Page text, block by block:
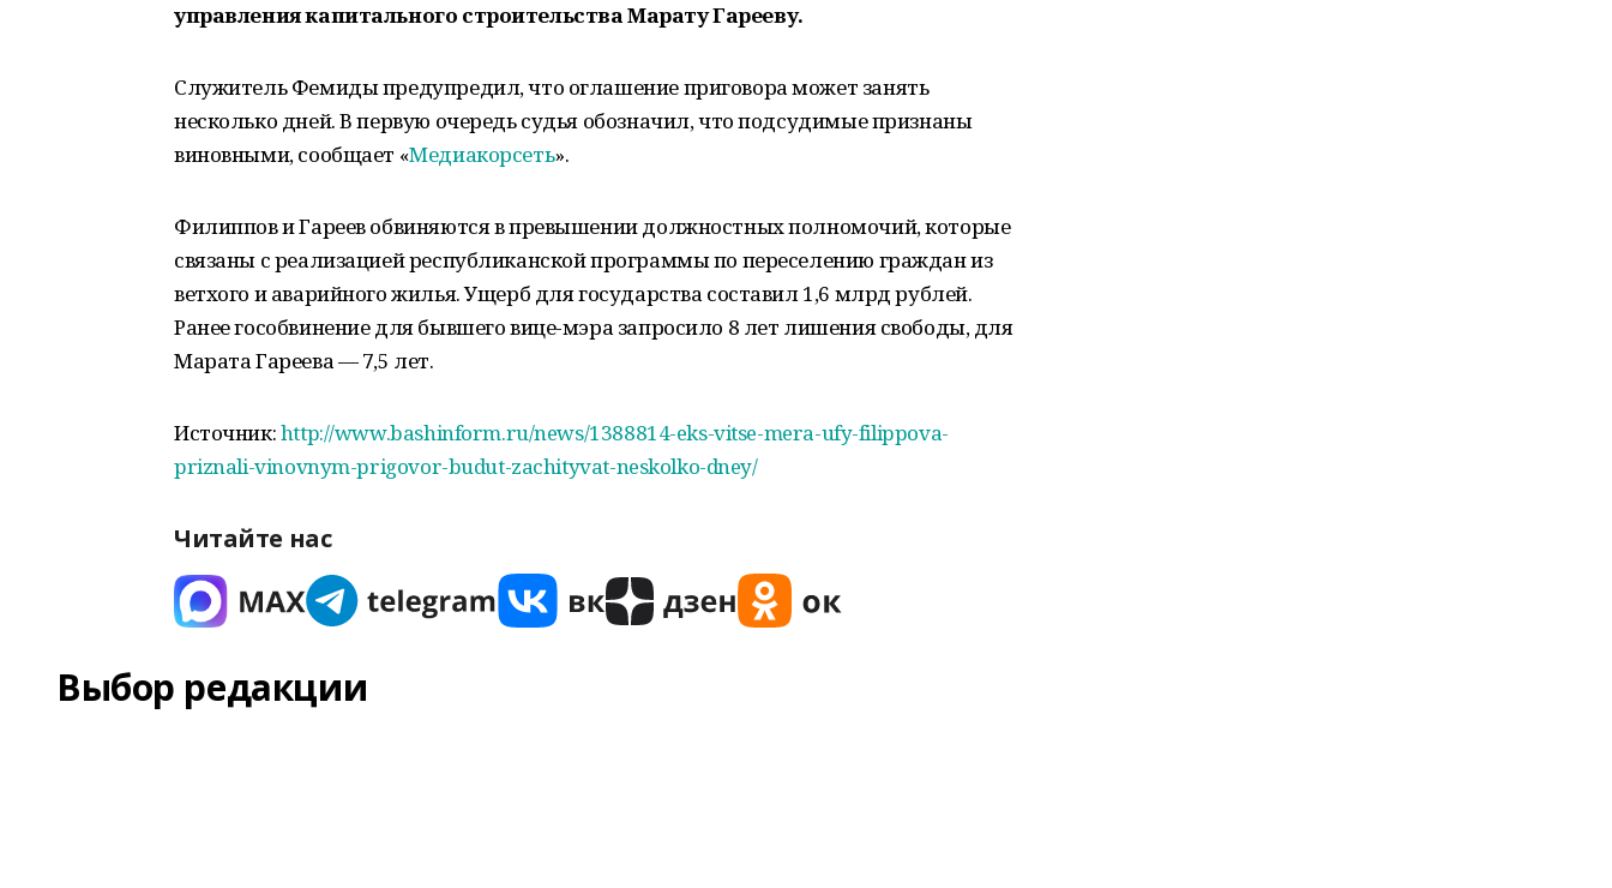
управления капитального строительства Марату Гарееву.
Служитель Фемиды предупредил, что оглашение приговора может занять
несколько дней. В первую очередь судья обозначил, что подсудимые признаны
виновными, сообщает «Медиакорсеть».
Филиппов и Гареев обвиняются в превышении должностных полномочий, которые
связаны с реализацией республиканской программы по переселению граждан из
ветхого и аварийного жилья. Ущерб для государства составил 1,6 млрд рублей.
Ранее гособвинение для бывшего вице-мэра запросило 8 лет лишения свободы, для
Марата Гареева — 7,5 лет.
Источник:http://www.bashinform.ru/news/1388814-eks-vitse-mera-ufy-filippova-
priznali-vinovnym-prigovor-budut-zachityvat-neskolko-dney/
Читайте нас
Выбор редакции